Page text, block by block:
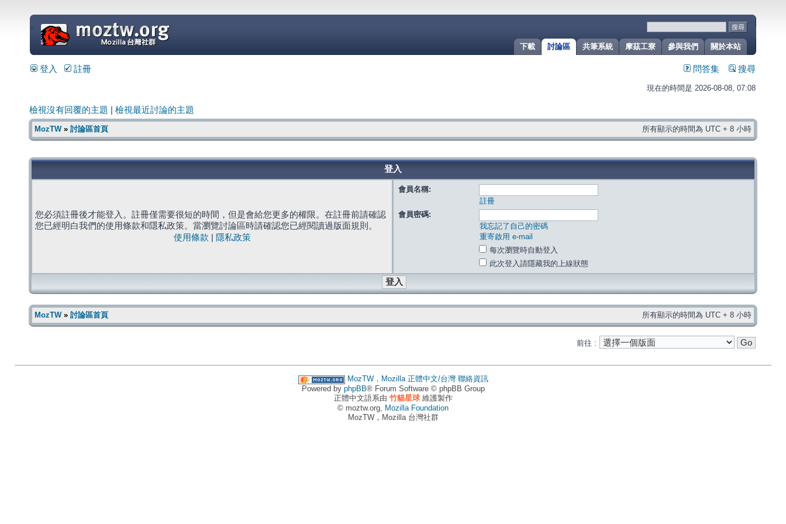
關於本站
參與我們
摩茲工寮
共筆系統
討論區
下載
=
登入 註冊 問答集 搜尋
現在的時間是 2026-08-08, 07:08
檢視沒有回覆的主題 檢視最近討論的主題
MozTW» 討論區首頁 所有顯示的時間為 UTC + 8 小時
登入
您必須註冊後才能登入。註冊僅需要很短的時間，但是會給您更多的權限。在註冊前請確認
您已經明白我們的使用條款和隱私政策。當瀏覽討論區時請確認您已經閱讀過版面規則。
使用條款
隱私政策
會員名稱:
註冊
會員密碼:
我忘記了自己的密碼
重寄啟用 e-mail
每次瀏覽時自動登入
此次登入請隱藏我的上線狀態
MozTW» 討論區首頁 所有顯示的時間為 UTC + 8 小時
前往 :
MozTW，Mozilla 正體中文/台灣 聯絡資訊
Powered by phpBB® Forum Software © phpBB Group
正體中文語系由 竹貓星球維護製作
© moztw.org, Mozilla Foundation
MozTW，Mozilla 台灣社群